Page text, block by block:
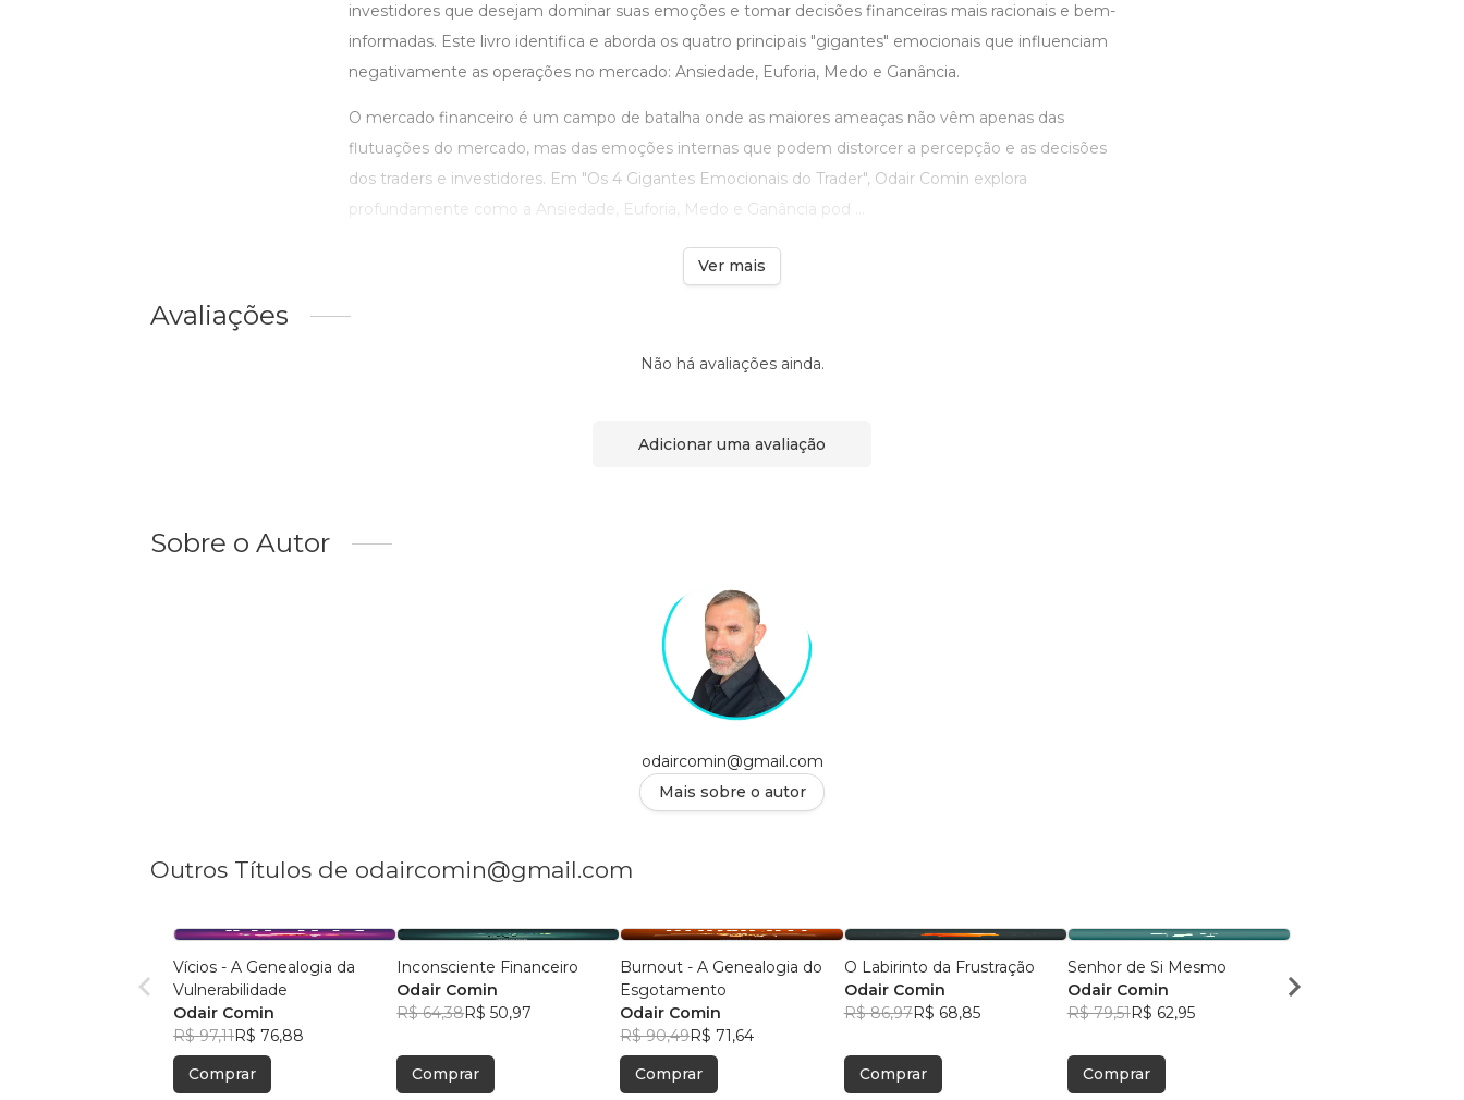
investidores que desejam dominar suas emoções e tomar decisões financeiras mais racionais e bem-
informadas. Este livro identifica e aborda os quatro principais "gigantes" emocionais que influenciam
negativamente as operações no mercado: Ansiedade, Euforia, Medo e Ganância.
O mercado financeiro é um campo de batalha onde as maiores ameaças não vêm apenas das
flutuações do mercado, mas das emoções internas que podem distorcer a percepção e as decisões
dos traders e investidores. Em "Os 4 Gigantes Emocionais do Trader", Odair Comin explora
profundamente como a Ansiedade, Euforia, Medo e Ganância pod ...
Ver mais
Avaliações
Não há avaliações ainda.
Adicionar uma avaliação
Sobre o Autor
odaircomin@gmail.com
Mais sobre o autor
Outros Títulos de odaircomin@gmail.com
Vícios - A Genealogia da
Vulnerabilidade
Odair Comin
R$ 97,11R$ 76,88
Comprar
Inconsciente Financeiro
Odair Comin
R$ 64,38R$ 50,97
Comprar
Burnout - A Genealogia do
Esgotamento
Odair Comin
R$ 90,49R$ 71,64
Comprar
O Labirinto da Frustração
Odair Comin
R$ 86,97R$ 68,85
Comprar
Senhor de Si Mesmo
Odair Comin
R$ 79,51R$ 62,95
Comprar
Odair Comin